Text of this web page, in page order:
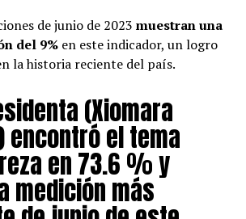
de junio de 2023 muestran una
del 9%en este indicador, un logro
la historia reciente del país.
(Xiomara
encontró el tema
en 73.6 % y
medición más